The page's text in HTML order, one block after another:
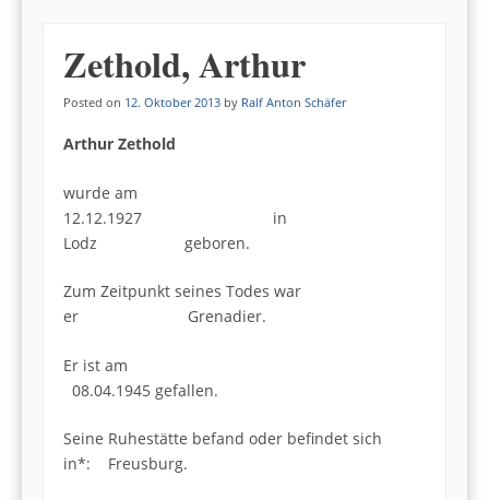
Zethold, Arthur
Posted on 12. Oktober 2013 by Ralf Anton Schäfer
Arthur Zethold
wurde am
12.12.1927 in
Lodz geboren.
Zum Zeitpunkt seines Todes war
er Grenadier.
Er ist am
08.04.1945 gefallen.
Seine Ruhestätte befand oder befindet sich
in*: Freusburg.